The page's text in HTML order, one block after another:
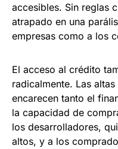
accesibles. Sin reglas
atrapado en una
empresas como a los
El acceso al crédito
radicalmente. Las
encarecen tanto el
la capacidad de
los desarrolladores,
altos, y a los